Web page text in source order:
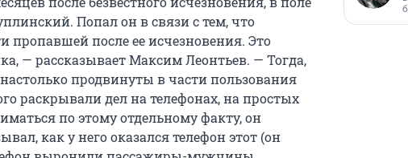
Попал он в связи с тем, что
пропавшей после ее исчезновения. Это
— рассказывает Максим Леонтьев. — Тогда,
продвинуты в части пользования
раскрывали дел на телефонах, на простых
по этому отдельному факту, он
как у него оказался телефон этот (он